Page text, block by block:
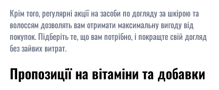
Крім того, регулярні акції на засоби по догляду за шкірою та
волоссям дозволять вам отримати максимальну вигоду від
покупок. Підберіть те, що вам потрібно, і покращте свій догляд
без зайвих витрат.
Пропозиції на вітаміни та добавки